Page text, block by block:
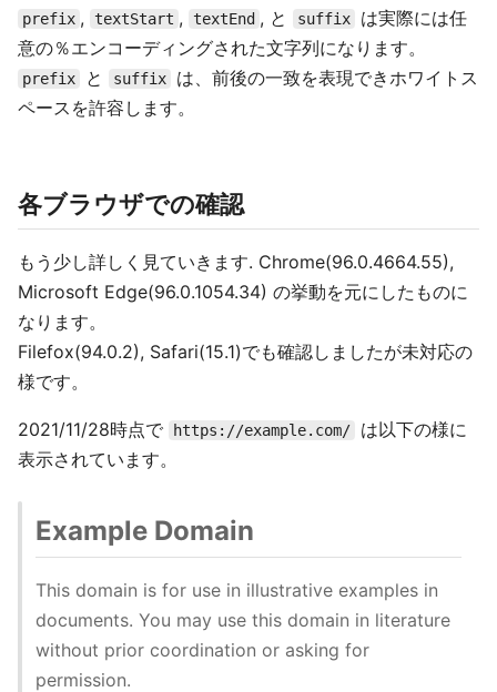
prefix , textStart , textEnd , と suffix
は実際には任
意の％エンコーディングされた文字列になります。
prefix と suffix
は、前後の一致を表現できホワイトス
ペースを許容します。
各ブラウザでの確認
もう少し詳しく見ていきます. Chrome(96.0.4664.55),
Microsoft Edge(96.0.1054.34) の挙動を元にしたものに
なります。
Filefox(94.0.2), Safari(15.1)でも確認しましたが未対応の
様です。
2021/11/28時点で https://example.com/
は以下の様に
表示されています。
Example Domain
This domain is for use in illustrative examples in
documents. You may use this domain in literature
without prior coordination or asking for
permission.